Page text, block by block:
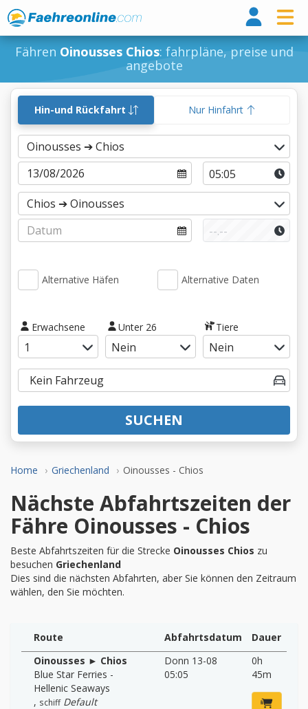
Fähren Oinousses Chios: fahrpläne, preise und
angebote
Home Griechenland Oinousses - Chios
Hin-und Rückfahrt Nur Hinfahrt
Alternative Häfen Alternative Daten
Erwachsene Unter 26 Tiere
SUCHEN
Nächste Abfahrtszeiten der
Fähre Oinousses - Chios
Beste Abfahrtszeiten für die Strecke Oinousses Chios zu
besuchen Griechenland
Dies sind die nächsten Abfahrten, aber Sie können den Zeitraum
wählen, den Sie möchten.
Route Abfahrtsdatum
Dauer
Oinousses ► Chios
Blue Star Ferries -
Hellenic Seaways
, schiff Default
Donn 13-08
05:05
0h
45m